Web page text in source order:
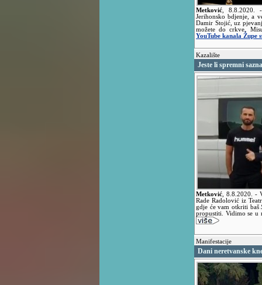
Metković ,8.8.2020.
Jerihonsko bdjenje, a
Damir Stojić, uz
možete do crkve,
YouTube kanala Župe
Kazalište
Jeste li spremni
Metković 8.8.2020. -
Rade Radolović iz
gdje će vam otkriti baš
propustiti. Vidimo se u
Manifestacije
Dani neretvanske